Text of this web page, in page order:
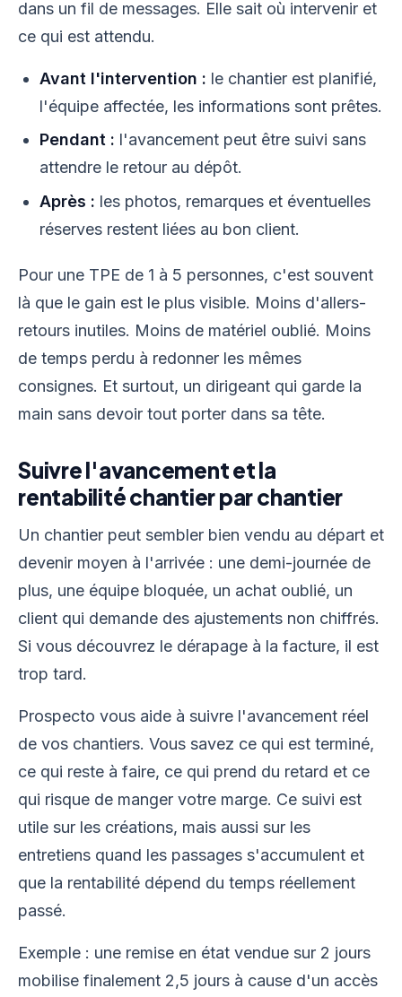
dans un fil de messages. Elle sait où intervenir et
ce qui est attendu.
Avant l'intervention : le chantier est planifié,
l'équipe affectée, les informations sont prêtes.
Pendant : l'avancement peut être suivi sans
attendre le retour au dépôt.
Après : les photos, remarques et éventuelles
réserves restent liées au bon client.
Pour une TPE de 1 à 5 personnes, c'est souvent
là que le gain est le plus visible. Moins d'allers-
retours inutiles. Moins de matériel oublié. Moins
de temps perdu à redonner les mêmes
consignes. Et surtout, un dirigeant qui garde la
main sans devoir tout porter dans sa tête.
Suivre l'avancement et la
rentabilité chantier par chantier
Un chantier peut sembler bien vendu au départ et
devenir moyen à l'arrivée : une demi-journée de
plus, une équipe bloquée, un achat oublié, un
client qui demande des ajustements non chiffrés.
Si vous découvrez le dérapage à la facture, il est
trop tard.
Prospecto vous aide à suivre l'avancement réel
de vos chantiers. Vous savez ce qui est terminé,
ce qui reste à faire, ce qui prend du retard et ce
qui risque de manger votre marge. Ce suivi est
utile sur les créations, mais aussi sur les
entretiens quand les passages s'accumulent et
que la rentabilité dépend du temps réellement
passé.
Exemple : une remise en état vendue sur 2 jours
mobilise finalement 2,5 jours à cause d'un accès